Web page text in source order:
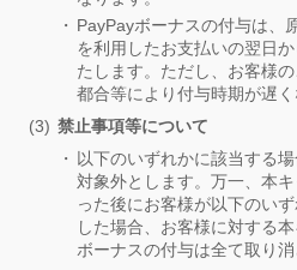
PayPayボーナスの付与は、
を利用したお支払いの翌日
たします。ただし、お客様
都合等により付与時期が遅く
禁止事項等について
以下のいずれかに該当する
対象外とします。万一、本
った後にお客様が以下のい
した場合、お客様に対する
ボーナスの付与は全て取り消